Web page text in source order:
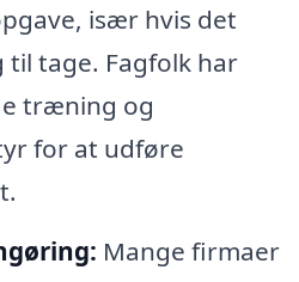
især hvis det
tage. Fagfolk har
træning og
for at udføre
Mange firmaer